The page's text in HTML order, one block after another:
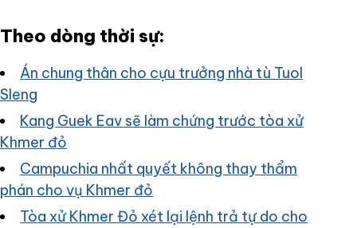
Theo dòng thời sự:
Án chung thân cho cựu trưởng nhà tù Tuol
Sleng
Kang Guek Eav sẽ làm chứng trước tòa xử
Khmer đỏ
Campuchia nhất quyết không thay thẩm
phán cho vụ Khmer đỏ
Tòa xử Khmer Đỏ xét lại lệnh trả tự do cho